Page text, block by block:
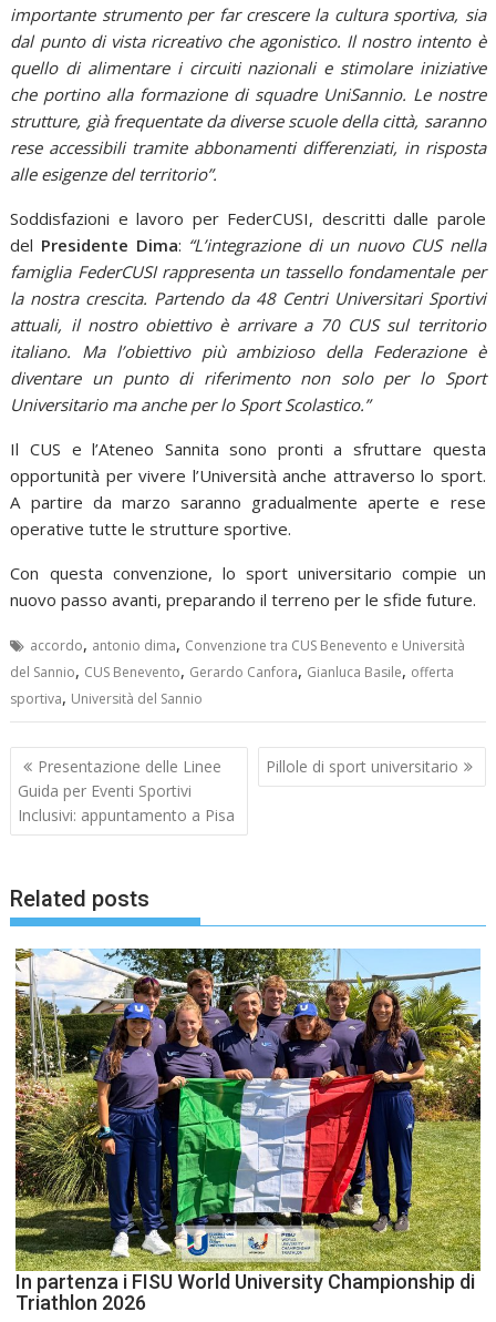
importante strumento per far crescere la cultura sportiva, sia
dal punto di vista ricreativo che agonistico. Il nostro intento è
quello di alimentare i circuiti nazionali e stimolare iniziative
che portino alla formazione di squadre UniSannio. Le nostre
strutture, già frequentate da diverse scuole della città, saranno
rese accessibili tramite abbonamenti differenziati, in risposta
alle esigenze del territorio”.
Soddisfazioni e lavoro per FederCUSI, descritti dalle parole
del Presidente Dima: “L’integrazione di un nuovo CUS nella
famiglia FederCUSI rappresenta un tassello fondamentale per
la nostra crescita. Partendo da 48 Centri Universitari Sportivi
attuali, il nostro obiettivo è arrivare a 70 CUS sul territorio
italiano. Ma l’obiettivo più ambizioso della Federazione è
diventare un punto di riferimento non solo per lo Sport
Universitario ma anche per lo Sport Scolastico.”
Il CUS e l’Ateneo Sannita sono pronti a sfruttare questa
opportunità per vivere l’Università anche attraverso lo sport.
A partire da marzo saranno gradualmente aperte e rese
operative tutte le strutture sportive.
Con questa convenzione, lo sport universitario compie un
nuovo passo avanti, preparando il terreno per le sfide future.
accordo, antonio dima, Convenzione tra CUS Benevento e Università
del Sannio, CUS Benevento, Gerardo Canfora, Gianluca Basile, offerta
sportiva, Università del Sannio
Navigazione
articoli
Presentazione delle Linee
Guida per Eventi Sportivi
Inclusivi: appuntamento a Pisa
Pillole di sport universitario
Related posts
In partenza i FISU World University Championship di
Triathlon 2026